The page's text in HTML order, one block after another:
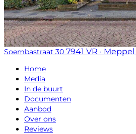
Soembastraat 30 7941 VR · Meppel
Home
Media
In de buurt
Documenten
Aanbod
Over ons
Reviews